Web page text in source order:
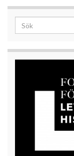
Search for: